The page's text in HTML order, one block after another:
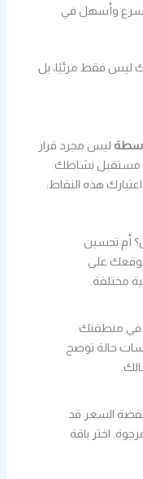
وأسهل في
ليس فقط مرئيًا، بل
ليس مجرد قرار
مستقبل نشاطك
هذه النقاط:
أم تحسين
موقعك على
مختلفة.
في منطقتك
حالة توضح
السعر قد
اختر باقة